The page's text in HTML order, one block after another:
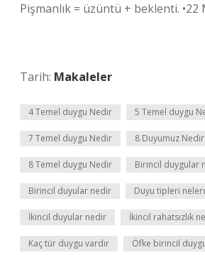
Pişmanlık = üzüntü + beklenti. •22
Tarih: Makaleler
4 Temel duygu Nedir 5 Temel duygu
7 Temel duygu Nedir 8 Duyumuz Nedir
8 Temel duygu Nedir Birincil duygular
Birincil duyular nedir Duyu tipleri
İkincil duyular nedir İkincil rahatsızlık
Kaç tür duygu vardır Öfke birincil